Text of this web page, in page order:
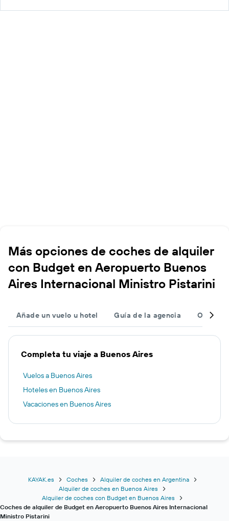
Más opciones de coches de alquiler
con Budget en Aeropuerto Buenos
Aires Internacional Ministro Pistarini
Añade un vuelo u hotel Guía de la agencia Otras
Completa tu viaje a Buenos Aires
Vuelos a Buenos Aires
Hoteles en Buenos Aires
Vacaciones en Buenos Aires
KAYAK.es Coches
Alquiler de coches en Argentina
Alquiler de coches en Buenos Aires
Alquiler de coches con Budget en Buenos Aires
Coches de alquiler de Budget en Aeropuerto Buenos Aires Internacional
Ministro Pistarini